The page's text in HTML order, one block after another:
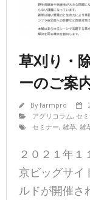
草刈り・
ーのご案
Byfarmpro
アグリコラム, セ
セミナー, 雑草, 雑
２０２１年
京ビッグサイ
ルドが開催さ